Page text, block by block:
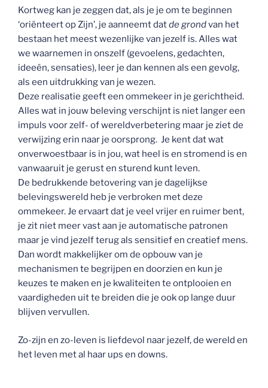
Kortweg kan je zeggen dat, als je je om te beginnen
‘oriënteert op Zijn’, je aanneemt datde grondvan het
bestaan het meest wezenlijke van jezelf is. Alles wat
we waarnemen in onszelf (gevoelens, gedachten,
ideeën, sensaties), leer je dan kennen als een gevolg,
als een uitdrukking van je wezen.
Deze realisatie geeft een ommekeer in je gerichtheid.
Alles wat in jouw beleving verschijnt is niet langer een
impuls voor zelf- of wereldverbetering maar je ziet de
verwijzing erin naar je oorsprong. Je kent dat wat
onverwoestbaar is in jou, wat heel is en stromend is en
vanwaaruit je gerust en sturend kunt leven.
De bedrukkende betovering van je dagelijkse
belevingswereld heb je verbroken met deze
ommekeer. Je ervaart dat je veel vrijer en ruimer bent,
je zit niet meer vast aan je automatische patronen
maar je vind jezelf terug als sensitief en creatief mens.
Dan wordt makkelijker om de opbouw van je
mechanismen te begrijpen en doorzien en kun je
keuzes te maken en je kwaliteiten te ontplooien en
vaardigheden uit te breiden die je ook op lange duur
blijven vervullen.
Zo-zijn en zo-leven is liefdevol naar jezelf, de wereld en
het leven met al haar ups en downs.